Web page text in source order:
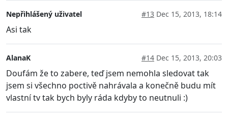
Nepřihlášený uživatel #13 Dec 15, 2013, 18:14
Asi tak
AlanaK #14 Dec 15, 2013, 20:03
Doufám že to zabere, teď jsem nemohla sledovat tak
jsem si všechno poctivě nahrávala a konečně budu mít
vlastní tv tak bych byly ráda kdyby to neutnuli :)